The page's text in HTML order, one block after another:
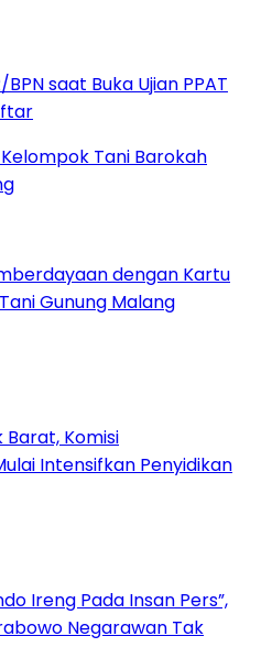
saat Buka Ujian PPAT
dengan Kartu
Gunung Malang
Barat, Komisi
Intensifkan Penyidikan
Ireng Pada Insan Pers”,
Negarawan Tak